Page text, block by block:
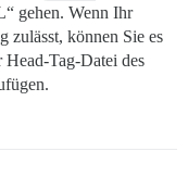
gehen. Wenn Ihr
zulässt, können Sie es
Tag-Datei des